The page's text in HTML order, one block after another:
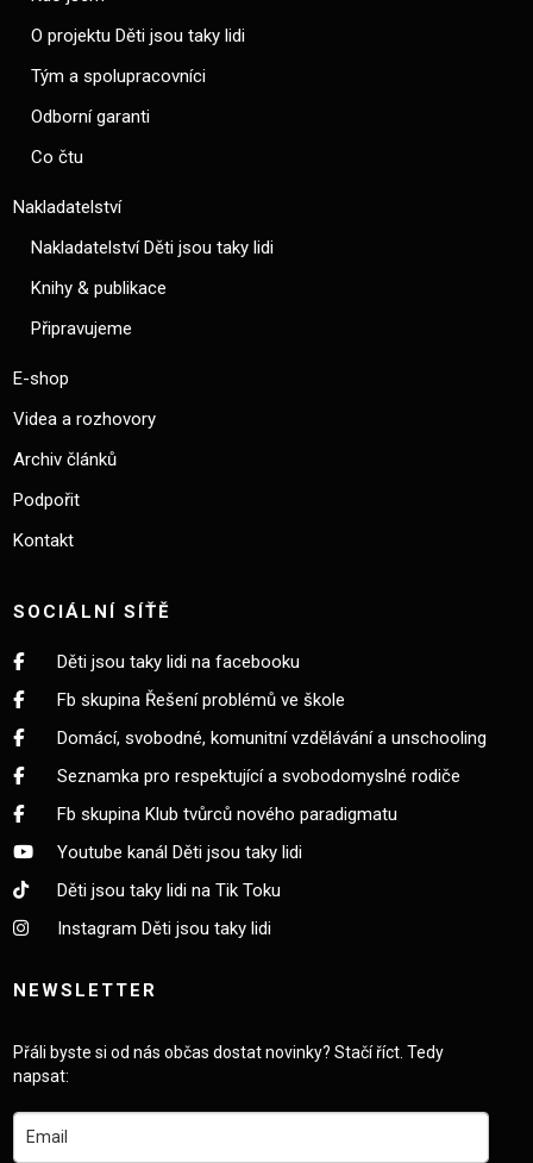
O projektu Děti jsou taky lidi
Tým a spolupracovníci
Odborní garanti
Co čtu
Nakladatelství
Nakladatelství Děti jsou taky lidi
Knihy & publikace
Připravujeme
E-shop
Videa a rozhovory
Archiv článků
Podpořit
Kontakt
SOCIÁLNÍ SÍŤĚ
Děti jsou taky lidi na facebooku
Fb skupina Řešení problémů ve škole
Domácí, svobodné, komunitní vzdělávání a unschooling
Seznamka pro respektující a svobodomyslné rodiče
Fb skupina Klub tvůrců nového paradigmatu
Youtube kanál Děti jsou taky lidi
Děti jsou taky lidi na Tik Toku
Instagram Děti jsou taky lidi
NEWSLETTER
Přáli byste si od nás občas dostat novinky? Stačí říct. Tedy
napsat: